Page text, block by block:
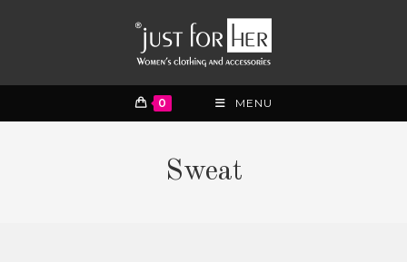
0 MENU
Sweat